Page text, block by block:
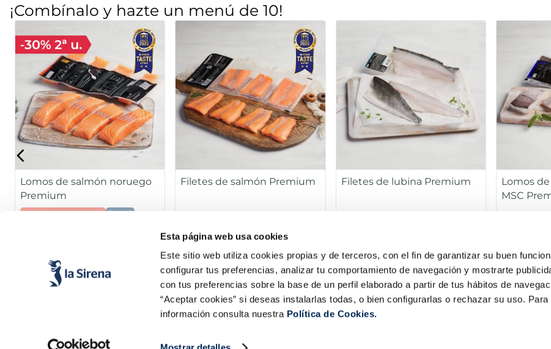
Esta página web usa cookies
Este sitio web utiliza cookies propias y de terceros, con el fin de garantizar su buen
configurar tus preferencias, analizar tu comportamiento de navegación y mostrarte
con tus preferencias sobre la base de un perfil elaborado a partir de tus hábitos de
“Aceptar cookies” si deseas instalarlas todas, o bien configurarlas o rechazar su uso. Para
información consulta nuestra Política de Cookies.
¡Combínalo y hazte un menú de 10!
Lomos de salmón noruego
Premium
Apto para comer en crudo
Sin piel
Añadir
Filetes de salmón Premium
13,99 € Pack 4u 400 g
Añadir
Filetes de lubina Premium
Añadir
Lomos
MSC